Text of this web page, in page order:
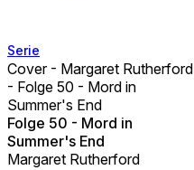
Serie
Cover - Margaret Rutherford
- Folge 50 - Mord in
Summer's End
Folge 50 - Mord in
Summer's End
Margaret Rutherford